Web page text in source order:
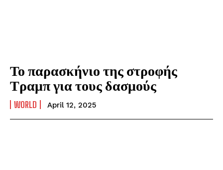
Το παρασκήνιο της στροφής
Τραμπ για τους δασμούς
WORLD April 12, 2025